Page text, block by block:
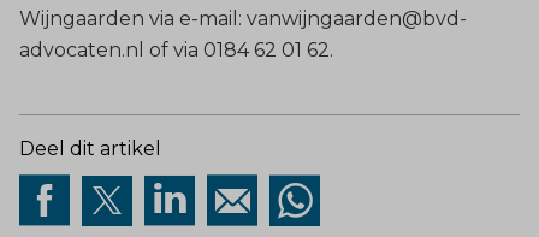
Wijngaarden via e-mail: vanwijngaarden@bvd-
advocaten.nl of via 0184 62 01 62.
Deel dit artikel